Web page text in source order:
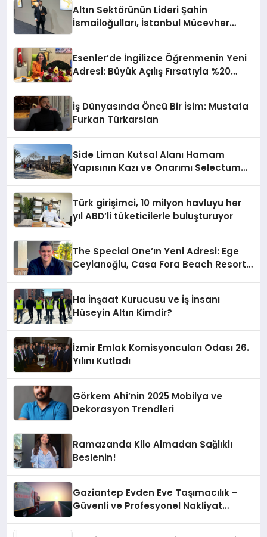
Altın Sektörünün Lideri Şahin
İsmailoğulları, İstanbul Mücevher
Esenler’de İngilizce Öğrenmenin Yeni
Adresi: Büyük Açılış Fırsatıyla %20
İş Dünyasında Öncü Bir İsim: Mustafa
Furkan Türkarslan
Side Liman Kutsal Alanı Hamam
Yapısının Kazı ve Onarımı Selectum
Türk girişimci, 10 milyon havluyu her
yıl ABD’li tüketicilerle buluşturuyor
The Special One’ın Yeni Adresi: Ege
Ceylanoğlu, Casa Fora Beach Resort
Ha İnşaat Kurucusu ve İş İnsanı
Hüseyin Altın Kimdir?
İzmir Emlak Komisyoncuları Odası 26.
Yılını Kutladı
Görkem Ahi’nin 2025 Mobilya ve
Dekorasyon Trendleri
Ramazanda Kilo Almadan Sağlıklı
Beslenin!
Gaziantep Evden Eve Taşımacılık –
Güvenli ve Profesyonel Nakliyat